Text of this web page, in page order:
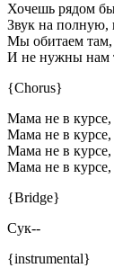
Хочешь рядом
Звук на полную,
Мы обитаем там,
И не нужны нам
{Chorus}
Мама не в курсе,
Мама не в курсе,
Мама не в курсе,
Мама не в курсе,
{Bridge}
Сук--
{instrumental}